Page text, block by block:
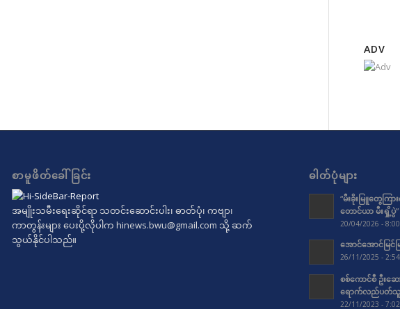
ADV
စာမူဖိတ်ခေါ်ခြင်း
အမျိုးသမီးရေးဆိုင်ရာ သတင်းဆောင်းပါး၊ ဓာတ်ပုံ၊ ကဗျာ၊
ကာတွန်းများ ပေးပို့လိုပါက hinews.bwu@gmail.com သို့ ဆက်
သွယ်နိုင်ပါသည်။
ဓါတ်ပုံများ
“မီးခိုးမြူတွေက
တောင်ယာ မီးရှို့ပွဲ”
20/04/2026 -
အောင်အောင်မြ
26/11/2025 -
စစ်ကောင်စီ ဦးဆ
ရောက်လည်ပတ်သူန
22/11/2023 -